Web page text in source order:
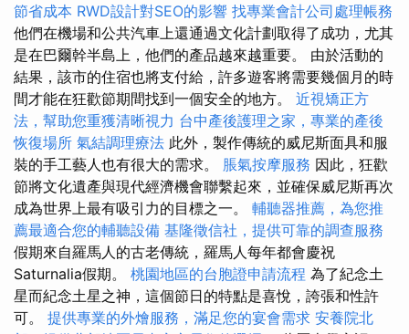
節省成本 RWD設計對SEO的影響 找專業會計公司處理帳務
他們在機場和公共汽車上還通過文化計劃取得了成功，尤其
是在巴爾幹半島上，他們的產品越來越重要。 由於活動的
結果，該市的住宿也將支付給，許多遊客將需要幾個月的時
間才能在狂歡節期間找到一個安全的地方。 近視矯正方
法，幫助您重獲清晰視力 台中產後護理之家，專業的產後
恢復場所 氣結調理療法 此外，製作傳統的威尼斯面具和服
裝的手工藝人也有很大的需求。 脹氣按摩服務 因此，狂歡
節將文化遺產與現代經濟機會聯繫起來，並確保威尼斯再次
成為世界上最有吸引力的目標之一。 輔聽器推薦，為您推
薦最適合您的輔聽設備 基隆徵信社，提供可靠的調查服務
假期來自羅馬人的古老傳統，羅馬人每年都會慶祝
Saturnalia假期。 桃園地區的台胞證申請流程 為了紀念土
星而紀念土星之神，這個節日的特點是喜悅，誇張和性許
可。 提供專業的外燴服務，滿足您的宴會需求 安養院北